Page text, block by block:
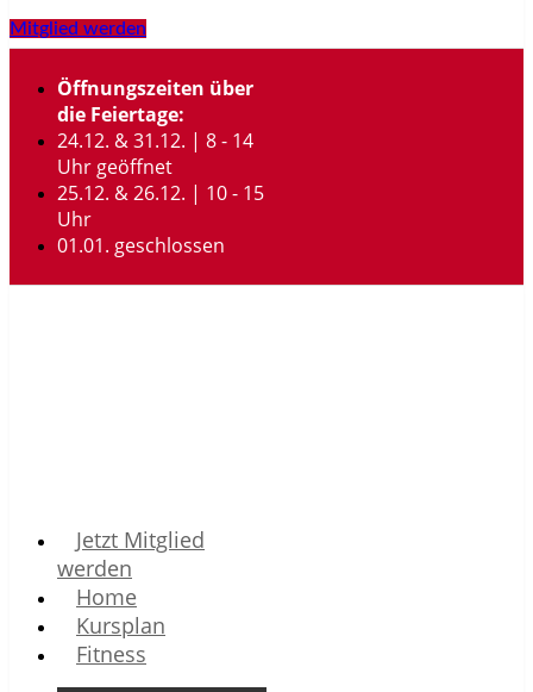
Mitglied werden
Öffnungszeiten über
die Feiertage:
24.12. & 31.12. | 8 - 14
Uhr geöffnet
25.12. & 26.12. | 10 - 15
Uhr
01.01. geschlossen
Jetzt Mitglied
werden
Home
Kursplan
Fitness